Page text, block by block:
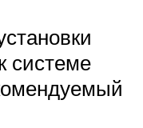
системе